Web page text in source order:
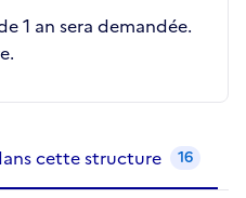
1 an sera demandée.
cette structure 16